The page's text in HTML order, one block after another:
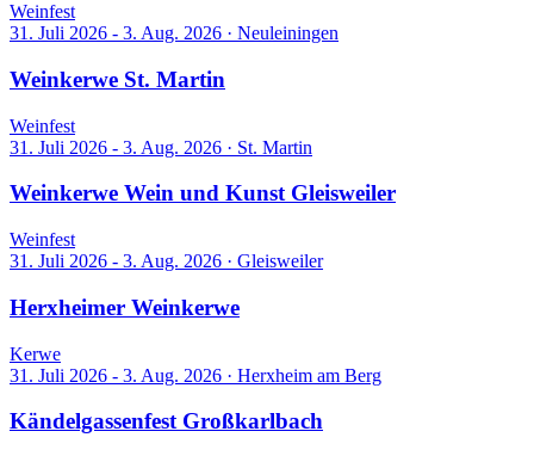
Weinfest
31. Juli 2026 - 3. Aug. 2026 · Neuleiningen
Weinkerwe St. Martin
Weinfest
31. Juli 2026 - 3. Aug. 2026 · St. Martin
Weinkerwe Wein und Kunst Gleisweiler
Weinfest
31. Juli 2026 - 3. Aug. 2026 · Gleisweiler
Herxheimer Weinkerwe
Kerwe
31. Juli 2026 - 3. Aug. 2026 · Herxheim am Berg
Kändelgassenfest Großkarlbach